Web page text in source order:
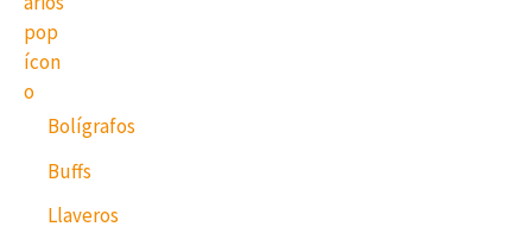
Bolígrafos
Buffs
Llaveros